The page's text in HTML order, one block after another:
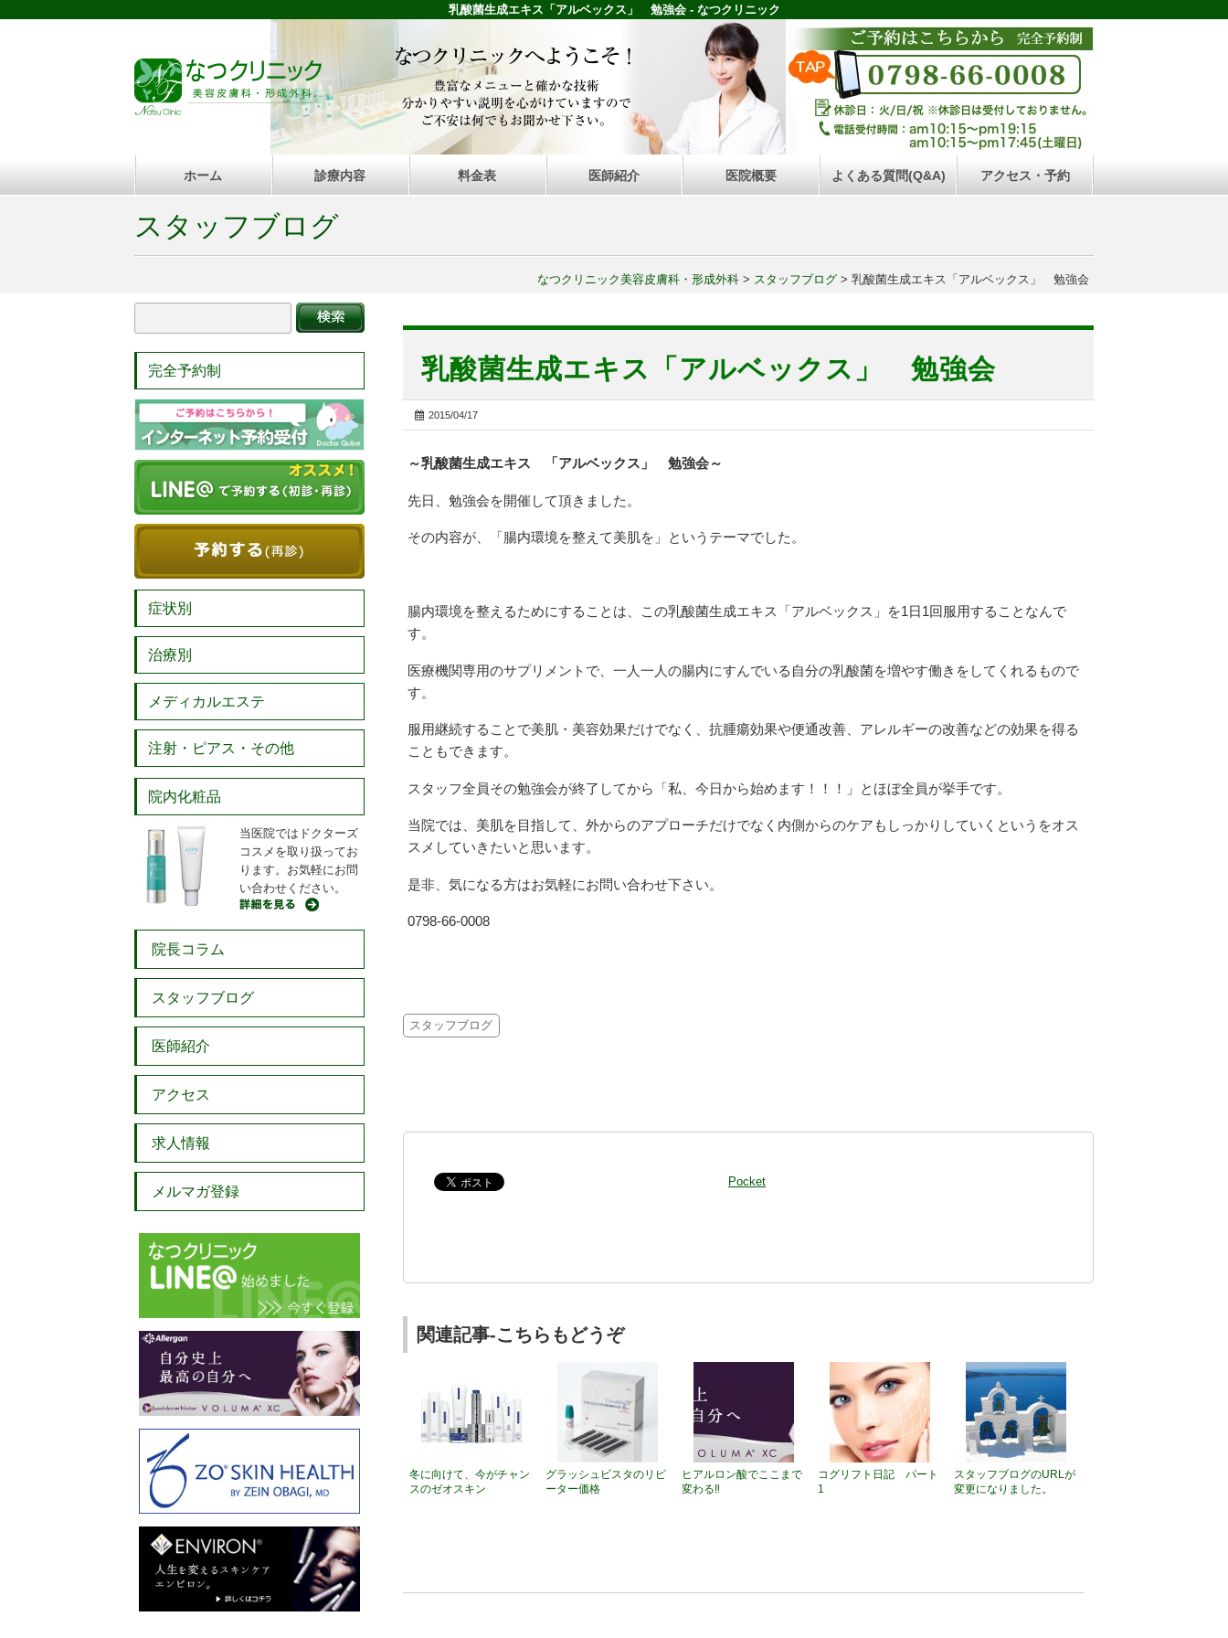
乳酸菌生成エキス「アルベックス」 勉強会 - なつクリニック
ホーム 診療内容 料金表 医師紹介 医院概要 よくある質問(Q&A) アクセス・予約
スタッフブログ
なつクリニック美容皮膚科・形成外科 > スタッフブログ > 乳酸菌生成エキス「アルベックス」 勉強会
乳酸菌生成エキス「アルベックス」 勉強会
2015/04/17
～乳酸菌生成エキス 「アルベックス」 勉強会～
先日、勉強会を開催して頂きました。
その内容が、「腸内環境を整えて美肌を」というテーマでした。
腸内環境を整えるためにすることは、この乳酸菌生成エキス「アルベックス」を1日1回服用することなんで
す。
医療機関専用のサプリメントで、一人一人の腸内にすんでいる自分の乳酸菌を増やす働きをしてくれるもので
す。
服用継続することで美肌・美容効果だけでなく、抗腫瘍効果や便通改善、アレルギーの改善などの効果を得る
こともできます。
スタッフ全員その勉強会が終了してから「私、今日から始めます！！！」とほぼ全員が挙手です。
当院では、美肌を目指して、外からのアプローチだけでなく内側からのケアもしっかりしていくというをオス
スメしていきたいと思います。
是非、気になる方はお気軽にお問い合わせ下さい。
0798-66-0008
スタッフブログ
Pocket
関連記事-こちらもどうぞ
冬に向けて、今がチャン
スのゼオスキン
グラッシュビスタのリピ
ーター価格
ヒアルロン酸でここまで
変わる‼
コグリフト日記 パート
1
スタッフブログのURLが
変更になりました。
完全予約制
症状別
治療別
メディカルエステ
注射・ピアス・その他
院内化粧品
当医院ではドクターズ
コスメを取り扱ってお
ります。お気軽にお問
い合わせください。
院長コラム
スタッフブログ
医師紹介
アクセス
求人情報
メルマガ登録